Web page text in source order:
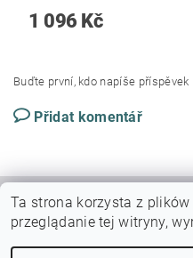
1 096 Kč
Buďte první, kdo napíše příspěvek
Přidat komentář
VŠEOBECNÉ OBCHODNÍ
Podmínky
Ta strona korzysta z plików
przeglądanie tej witryny,